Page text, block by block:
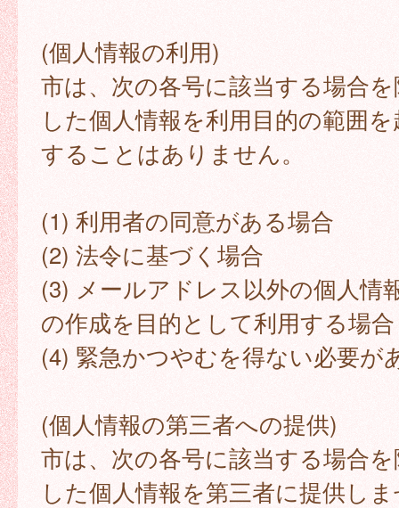
(個人情報の利用)
市は、次の各号に該当する場合
した個人情報を利用目的の範囲
することはありません。
(1) 利用者の同意がある場合
(2) 法令に基づく場合
(3) メールアドレス以外の個人情
の作成を目的として利用する場合
(4) 緊急かつやむを得ない必要が
(個人情報の第三者への提供)
市は、次の各号に該当する場合
した個人情報を第三者に提供し